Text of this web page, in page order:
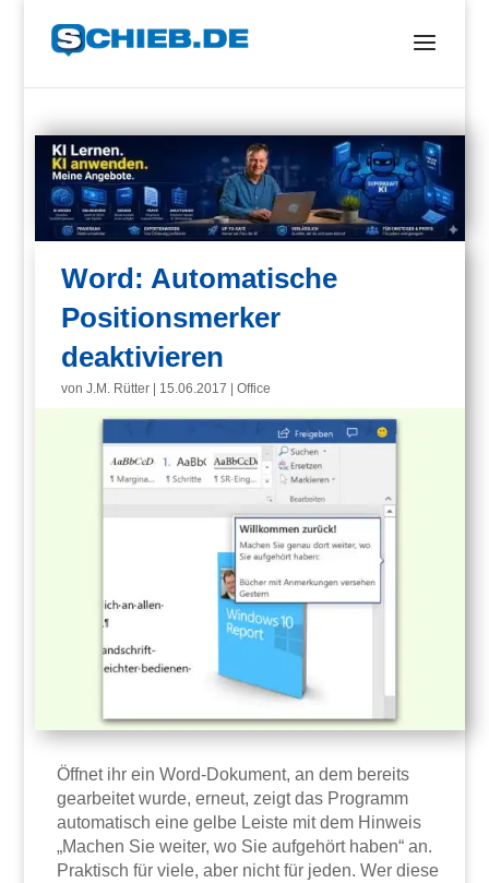
Word: Automatische
Positionsmerker
deaktivieren
vonJ.M. Rütter 15.06.2017 |Office
Öffnet ihr ein Word-Dokument, an dem bereits
gearbeitet wurde, erneut, zeigt das Programm
automatisch eine gelbe Leiste mit dem Hinweis
„Machen Sie weiter, wo Sie aufgehört haben“ an.
Praktisch für viele, aber nicht für jeden. Wer diese